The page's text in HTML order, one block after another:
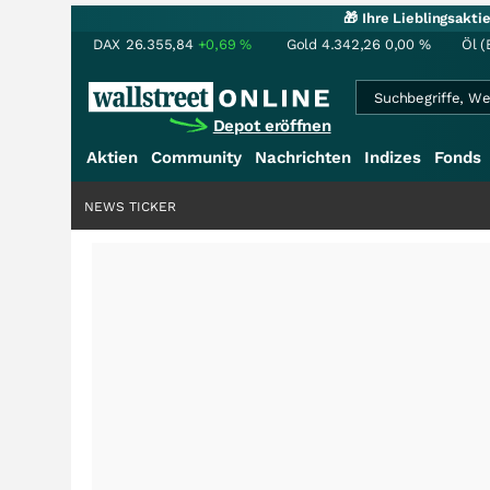
🎁 Ihre
DAX 26.355,84 +0,69% Gold 4.342,26 0,00 % Öl
Depot eröffnen
Aktien
Community Nachrichten Indizes Fonds
NEWS TICKER